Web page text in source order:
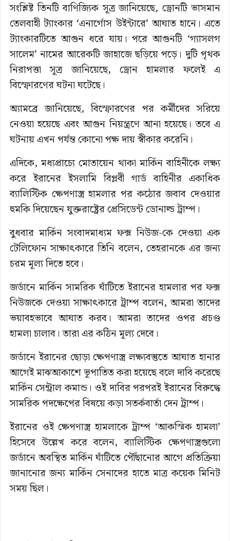
সংশ্লিষ্ট তিনটি বাণিজ্যিক সূত্র জানিয়েছে, ড্রোনটি ভাসমান
তেলবাহী ট্যাংকার ‘এনার্গোস উইন্টারে’ আঘাত হানে। এতে
ট্যাংকারটিতে আগুন ধরে যায়। পরে আগুনটি ‘গ্যাসলগ
সালেম’ নামের আরেকটি জাহাজে ছড়িয়ে পড়ে। দুটি পৃথক
নিরাপত্তা সূত্র জানিয়েছে, ড্রোন হামলার ফলেই এ
বিস্ফোরণের ঘটনা ঘটেছে।
অ্যামব্রে জানিয়েছে, বিস্ফোরণের পর কর্মীদের সরিয়ে
নেওয়া হয়েছে এবং আগুন নিয়ন্ত্রণে আনা হয়েছে। তবে এ
ঘটনায় এখন পর্যন্ত কোনো পক্ষ দায় স্বীকার করেনি।
এদিকে, মধ্যপ্রাচ্যে মোতায়েন থাকা মার্কিন বাহিনীকে লক্ষ্য
করে ইরানের ইসলামি বিপ্লবী গার্ড বাহিনীর একাধিক
ব্যালিস্টিক ক্ষেপণাস্ত্র হামলার পর কঠোর জবাব দেওয়ার
হুমকি দিয়েছেন যুক্তরাষ্ট্রের প্রেসিডেন্ট ডোনাল্ড ট্রাম্প।
বুধবার মার্কিন সংবাদমাধ্যম ফক্স নিউজ-কে দেওয়া এক
টেলিফোন সাক্ষাৎকারে তিনি বলেন, তেহরানকে এর জন্য
চরম মূল্য দিতে হবে।
জর্ডানে মার্কিন সামরিক ঘাঁটিতে ইরানের হামলার পর ফক্স
নিউজকে দেওয়া সাক্ষাৎকারে ট্রাম্প বলেন, আমরা তাদের
ভয়াবহভাবে আঘাত করব। আমরা তাদের ওপর প্রচণ্ড
হামলা চালাব। তারা এর কঠিন মূল্য দেবে।
জর্ডানে ইরানের ছোড়া ক্ষেপণাস্ত্র লক্ষ্যবস্তুতে আঘাত হানার
আগেই মাঝআকাশে ভূপাতিত করা হয়েছে বলে দাবি করেছে
মার্কিন সেন্ট্রাল কমান্ড। ওই দাবির পরপরই ইরানের বিরুদ্ধে
সামরিক পদক্ষেপের বিষয়ে কড়া সতর্কবার্তা দেন ট্রাম্প।
ইরানের ওই ক্ষেপণাস্ত্র হামলাকে ট্রাম্প ‘আকস্মিক হামলা’
হিসেবে উল্লেখ করে বলেন, ব্যালিস্টিক ক্ষেপণাস্ত্রগুলো
জর্ডানে অবস্থিত মার্কিন ঘাঁটিতে পৌঁছানোর আগে প্রতিক্রিয়া
জানানোর জন্য মার্কিন সেনাদের হাতে মাত্র কয়েক মিনিট
সময় ছিল।